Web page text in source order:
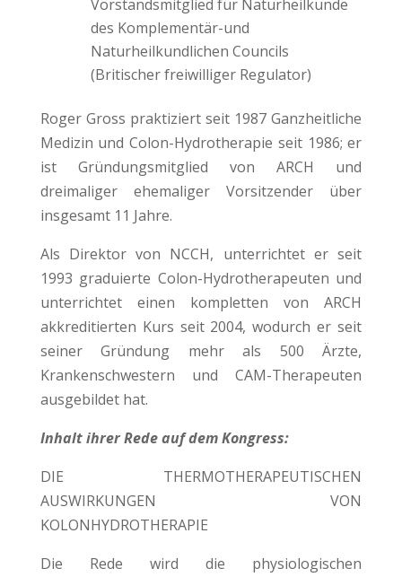
Vorstandsmitglied für Naturheilkunde
des Komplementär-und
Naturheilkundlichen Councils
(Britischer freiwilliger Regulator)
Roger Gross praktiziert seit 1987 Ganzheitliche
Medizin und Colon-Hydrotherapie seit 1986; er
ist Gründungsmitglied von ARCH und
dreimaliger ehemaliger Vorsitzender über
insgesamt 11 Jahre.
Als Direktor von NCCH, unterrichtet er seit
1993 graduierte Colon-Hydrotherapeuten und
unterrichtet einen kompletten von ARCH
akkreditierten Kurs seit 2004, wodurch er seit
seiner Gründung mehr als 500 Ärzte,
Krankenschwestern und CAM-Therapeuten
ausgebildet hat.
Inhalt ihrer Rede auf dem Kongress:
DIE THERMOTHERAPEUTISCHEN
AUSWIRKUNGEN VON
KOLONHYDROTHERAPIE
Die Rede wird die physiologischen